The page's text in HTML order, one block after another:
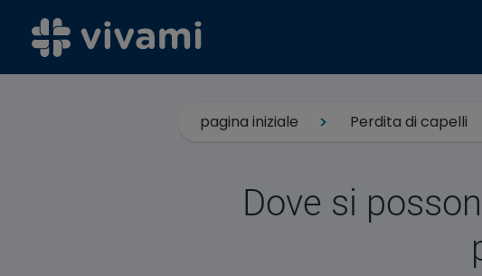
pagina iniziale Perdita di capelli
Dove si